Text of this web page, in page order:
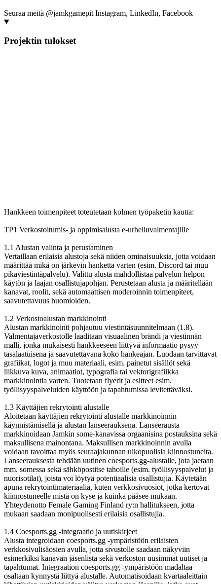
Seuraa meitä @jamkgamepit Instagram, LinkedIn, Facebook
Projektin tulokset
Hankkeen toimenpiteet toteutetaan kolmen työpaketin kautta:
TP1 Verkostoitumis- ja oppimisalusta e-urheiluvalmentajille
1.1 Alustan valinta ja perustaminen
Vertaillaan erilaisia alustoja sekä niiden ominaisuuksia, jotta voidaan
määrittää mikä on järkevin hanketta varten (esim. Discord tai muu
pikaviestintäpalvelu). Valittu alusta mahdollistaa palvelun helpon
käytön ja laajan osallistujapohjan. Perustetaan alusta ja määritellään
kanavat, roolit, sekä automaattisen moderoinnin toimenpiteet,
saavutettavuus huomioiden.
1.2 Verkostoalustan markkinointi
Alustan markkinointi pohjautuu viestintäsuunnitelmaan (1.8).
Valmentajaverkostolle laaditaan visuaalinen brändi ja viestinnän
malli, jonka mukaisesti hankkeeseen liittyvä informaatio pysyy
tasalaatuisena ja saavutettavana koko hankeajan. Luodaan tarvittavat
grafiikat, logot ja muu materiaali, esim. painetut sisällöt sekä
liikkuva kuva, animaatiot, typografia tai vektorigrafiikka
markkinointia varten. Tuotetaan flyerit ja esitteet esim.
työllisyyspalveluiden käyttöön ja tapahtumissa levitettäväksi.
1.3 Käyttäjien rekrytointi alustalle
Aloitetaan käyttäjien rekrytointi alustalle markkinoinnin
käynnistämisellä ja alustan lanseerauksena. Lanseerausta
markkinoidaan Jamkin some-kanavissa orgaanisina postauksina sekä
maksullisena mainontana. Maksullisen markkinoinnin avulla
voidaan tavoittaa myös seuraajakunnan ulkopuolisia kiinnostuneita.
Lanseerauksesta tehdään uutinen coesports.gg-alustalle, jota jaetaan
mm. somessa sekä sähköpostitse tahoille (esim. työllisyyspalvelut ja
nuorisotilat), joista voi löytyä potentiaalisia osallistujia. Käytetään
apuna rekrytointimateriaalia, kuten verkkosivuosiot, jotka kertovat
kiinnostuneelle mistä on kyse ja kuinka pääsee mukaan.
Yhteydenotto Female Gaming Finland ry:n hallitukseen, jotta
mukaan saadaan monipuolisesti erilaisia osallistujia.
1.4 Coesports.gg -integraatio ja uutiskirjeet
Alusta integroidaan coesports.gg -ympäristöön erilaisten
verkkosivulisäosien avulla, jotta sivustolle saadaan näkyviin
esimerkiksi kanavan jäsenlista sekä verkoston uusimmat uutiset ja
tapahtumat. Integraation coesports.gg -ympäristöön madaltaa
osaltaan kynnystä liittyä alustalle. Automatisoidaan kvartaaleittain